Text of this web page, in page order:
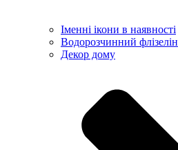
Іменні ікони в наявності
Водорозчинний флізелін
Декор дому